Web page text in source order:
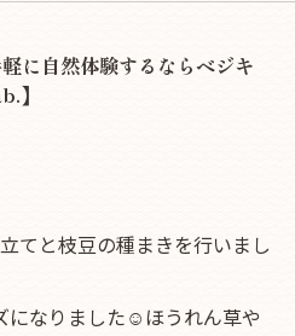
に自然体験するならベジキ
】
てと枝豆の種まきを行いまし
になりました☺️ほうれん草や